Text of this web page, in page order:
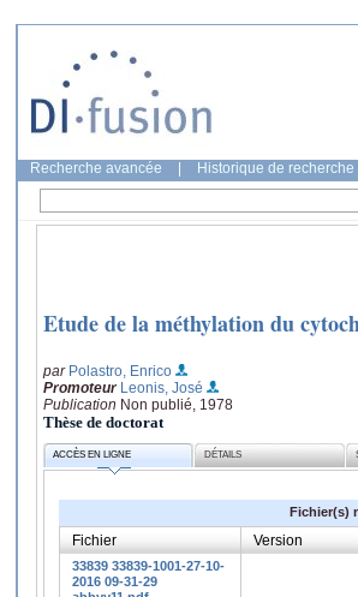
Recherche avancée Historique de recherche
Etude de la méthylation du
par Polastro, Enrico
Promoteur Leonis, José
Publication Non publié, 1978
Thèse de doctorat
ACCÈS EN LIGNE DÉTAILS
Fichier(s)
Fichier Version
33839 33839-1001-27-10-
2016 09-31-29